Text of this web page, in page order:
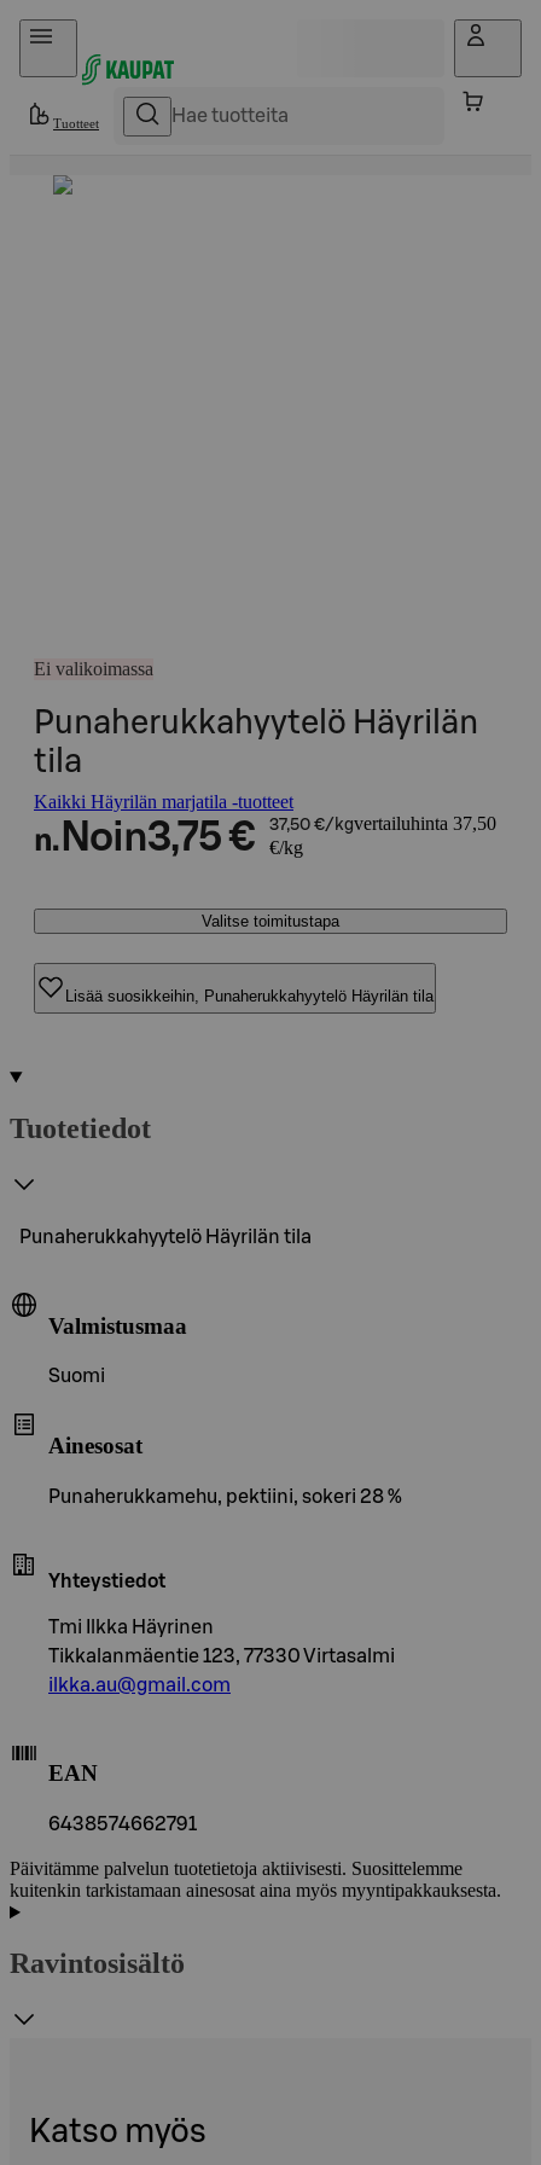
Hyppää sisältöön
Tuotteet
Ei valikoimassa
Punaherukkahyytelö Häyrilän
tila
Kaikki Häyrilän marjatila -tuotteet
n. Noin3,75 € 37,50 €/kgvertailuhinta 37,50
€/kg
Valitse toimitustapa
Lisää suosikkeihin, Punaherukkahyytelö Häyrilän tila
Tuotetiedot
Punaherukkahyytelö Häyrilän tila
Valmistusmaa
Suomi
Ainesosat
Punaherukkamehu, pektiini, sokeri 28 %
Yhteystiedot
Tmi Ilkka Häyrinen
Tikkalanmäentie 123, 77330 Virtasalmi
ilkka.au@gmail.com
EAN
6438574662791
Päivitämme palvelun tuotetietoja aktiivisesti. Suosittelemme
kuitenkin tarkistamaan ainesosat aina myös myyntipakkauksesta.
Ravintosisältö
Katso myös